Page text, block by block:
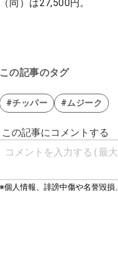
（同）は27,500円。
この記事のタグ
#チッパー #ムジーク